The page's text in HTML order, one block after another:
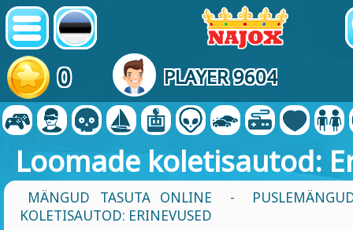
0 PLAYER 9604
Loomade koletisautod:
MÄNGUD TASUTA ONLINE -
KOLETISAUTOD: ERINEVUSED